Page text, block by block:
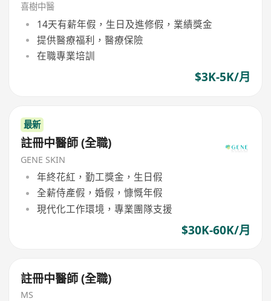
喜樹中醫
14天有薪年假，生日及進修假，業績獎金
提供醫療福利，醫療保險
在職專業培訓
$3K-5K/月
最新
註冊中醫師 (全職)
GENE SKIN
年終花紅，勤工獎金，生日假
全薪侍產假，婚假，慷慨年假
現代化工作環境，專業團隊支援
$30K-60K/月
註冊中醫師 (全職)
MS